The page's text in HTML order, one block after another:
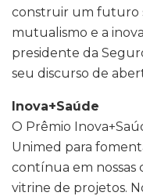
construir um futuro
mutualismo e a
presidente da
seu discurso de
Inova+Saúde
O Prêmio
Unimed para
contínua em nossas
vitrine de projetos.